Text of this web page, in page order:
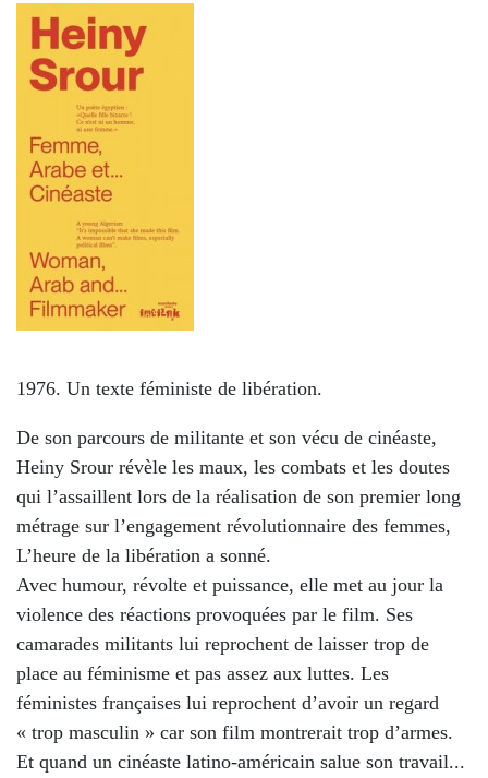
1976. Un texte féministe de libération.
De son parcours de militante et son vécu de cinéaste,
Heiny Srour révèle les maux, les combats et les doutes
qui l’assaillent lors de la réalisation de son premier long
métrage sur l’engagement révolutionnaire des femmes,
L’heure de la libération a sonné.
Avec humour, révolte et puissance, elle met au jour la
violence des réactions provoquées par le film. Ses
camarades militants lui reprochent de laisser trop de
place au féminisme et pas assez aux luttes. Les
féministes françaises lui reprochent d’avoir un regard
« trop masculin » car son film montrerait trop d’armes.
Et quand un cinéaste latino-américain salue son travail...